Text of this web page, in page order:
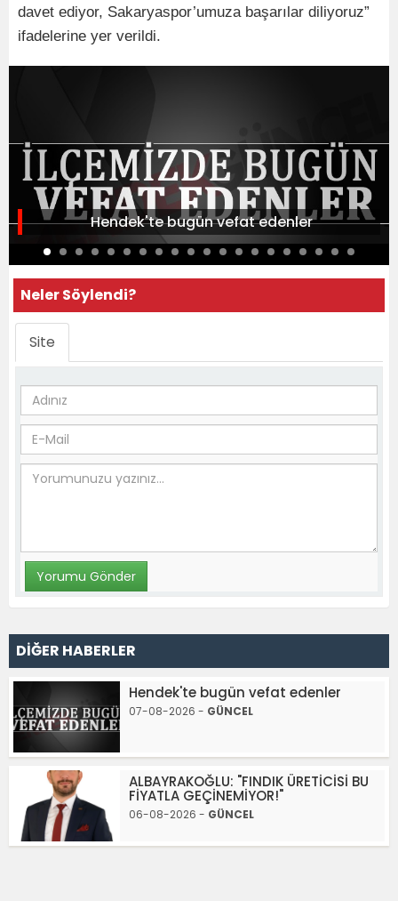
davet ediyor, Sakaryaspor’umuza başarılar diliyoruz”
ifadelerine yer verildi.
Hendek'te bugün vefat edenler
Neler Söylendi?
Site
DİĞER HABERLER
Hendek'te bugün vefat edenler
07-08-2026 - GÜNCEL
ALBAYRAKOĞLU: "FINDIK ÜRETİCİSİ BU
FİYATLA GEÇİNEMİYOR!"
06-08-2026 - GÜNCEL